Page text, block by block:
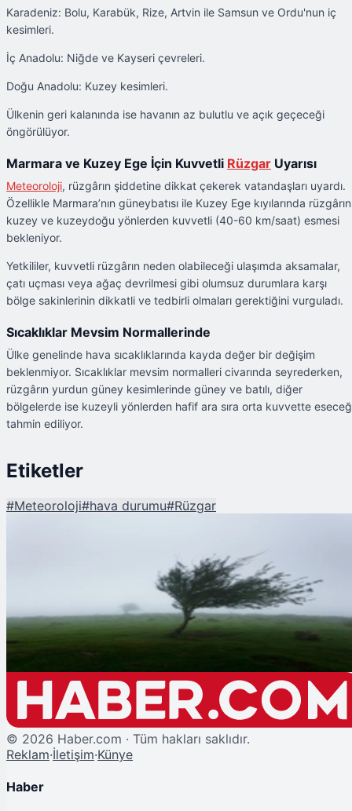
Karadeniz: Bolu, Karabük, Rize, Artvin ile Samsun ve Ordu'nun iç
kesimleri.
İç Anadolu: Niğde ve Kayseri çevreleri.
Doğu Anadolu: Kuzey kesimleri.
Ülkenin geri kalanında ise havanın az bulutlu ve açık geçeceği
öngörülüyor.
Marmara ve Kuzey Ege İçin Kuvvetli Rüzgar Uyarısı
Meteoroloji, rüzgârın şiddetine dikkat çekerek vatandaşları uyardı.
Özellikle Marmara’nın güneybatısı ile Kuzey Ege kıyılarında rüzgârın
kuzey ve kuzeydoğu yönlerden kuvvetli (40-60 km/saat) esmesi
bekleniyor.
Yetkililer, kuvvetli rüzgârın neden olabileceği ulaşımda aksamalar,
çatı uçması veya ağaç devrilmesi gibi olumsuz durumlara karşı
bölge sakinlerinin dikkatli ve tedbirli olmaları gerektiğini vurguladı.
Sıcaklıklar Mevsim Normallerinde
Ülke genelinde hava sıcaklıklarında kayda değer bir değişim
beklenmiyor. Sıcaklıklar mevsim normalleri civarında seyrederken,
rüzgârın yurdun güney kesimlerinde güney ve batılı, diğer
bölgelerde ise kuzeyli yönlerden hafif ara sıra orta kuvvette
tahmin ediliyor.
Etiketler
#Meteoroloji#hava durumu#Rüzgar
Marmara ve Kuzey Ege'de Fırtına Uyarısı
© 2026 Haber.com · Tüm hakları saklıdır.
Reklam·İletişim·Künye
Haber